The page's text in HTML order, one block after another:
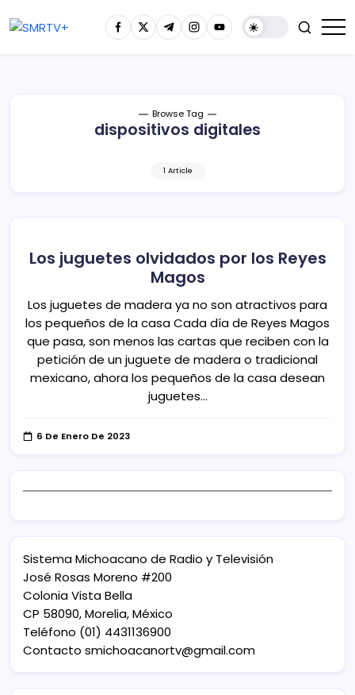
Browse Tag
dispositivos digitales
1 Article
Los juguetes olvidados por los Reyes
Magos
Los juguetes de madera ya no son atractivos para
los pequeños de la casa Cada día de Reyes Magos
que pasa, son menos las cartas que reciben con la
petición de un juguete de madera o tradicional
mexicano, ahora los pequeños de la casa desean
juguetes…
6 De Enero De 2023
Sistema Michoacano de Radio y Televisión
José Rosas Moreno #200
Colonia Vista Bella
CP 58090, Morelia, México
Teléfono (01) 4431136900
Contacto smichoacanortv@gmail.com